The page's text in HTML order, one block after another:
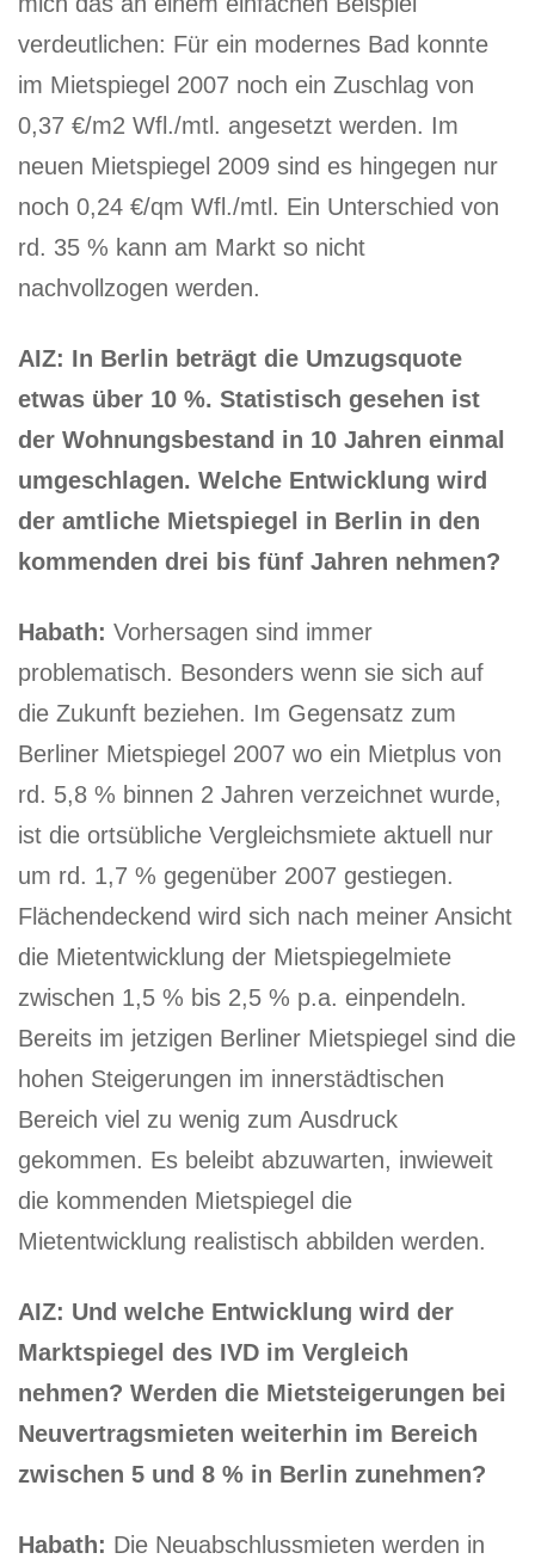
verdeutlichen: Für ein modernes Bad konnte
im Mietspiegel 2007 noch ein Zuschlag von
0,37 €/m2 Wfl./mtl. angesetzt werden. Im
neuen Mietspiegel 2009 sind es hingegen nur
noch 0,24 €/qm Wfl./mtl. Ein Unterschied von
rd. 35 % kann am Markt so nicht
nachvollzogen werden.
AIZ: In Berlin beträgt die Umzugsquote
etwas über 10 %. Statistisch gesehen ist
der Wohnungsbestand in 10 Jahren einmal
umgeschlagen. Welche Entwicklung wird
der amtliche Mietspiegel in Berlin in den
kommenden drei bis fünf Jahren nehmen?
Habath: Vorhersagen sind immer
problematisch. Besonders wenn sie sich auf
die Zukunft beziehen. Im Gegensatz zum
Berliner Mietspiegel 2007 wo ein Mietplus von
rd. 5,8 % binnen 2 Jahren verzeichnet wurde,
ist die ortsübliche Vergleichsmiete aktuell nur
um rd. 1,7 % gegenüber 2007 gestiegen.
Flächendeckend wird sich nach meiner Ansicht
die Mietentwicklung der Mietspiegelmiete
zwischen 1,5 % bis 2,5 % p.a. einpendeln.
Bereits im jetzigen Berliner Mietspiegel sind die
hohen Steigerungen im innerstädtischen
Bereich viel zu wenig zum Ausdruck
gekommen. Es beleibt abzuwarten, inwieweit
die kommenden Mietspiegel die
Mietentwicklung realistisch abbilden werden.
AIZ: Und welche Entwicklung wird der
Marktspiegel des IVD im Vergleich
nehmen? Werden die Mietsteigerungen bei
Neuvertragsmieten weiterhin im Bereich
zwischen 5 und 8 % in Berlin zunehmen?
Habath: Die Neuabschlussmieten werden in